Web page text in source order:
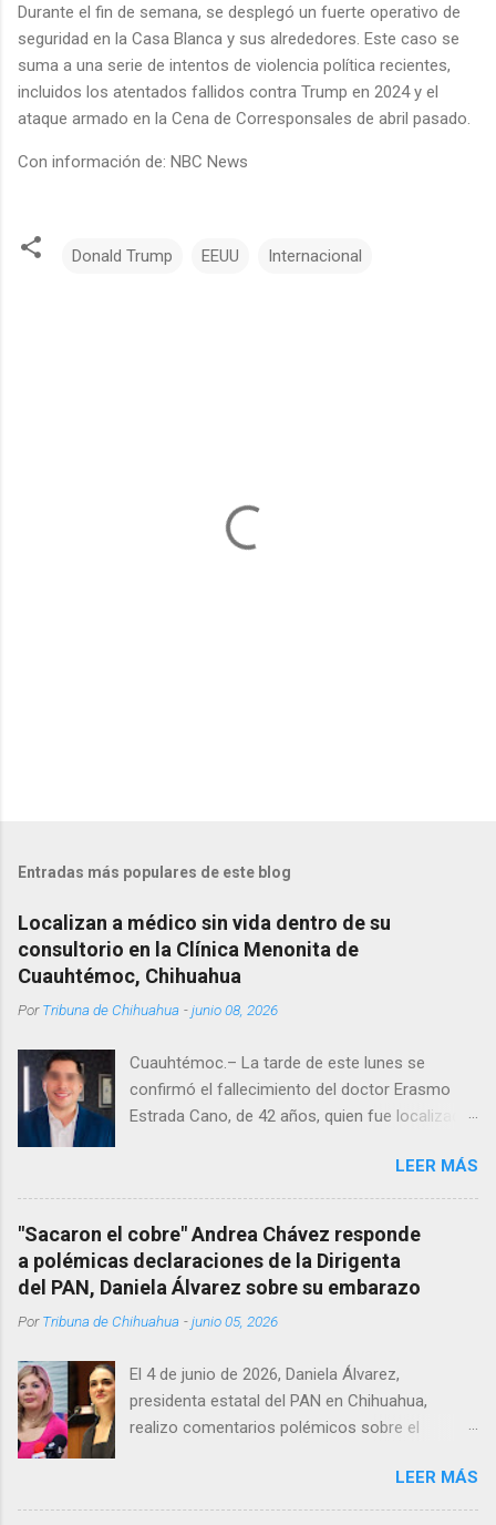
Durante el fin de semana, se desplegó un fuerte operativo de
seguridad en la Casa Blanca y sus alrededores. Este caso se
suma a una serie de intentos de violencia política recientes,
incluidos los atentados fallidos contra Trump en 2024 y el
ataque armado en la Cena de Corresponsales de abril pasado.
Con información de: NBC News
Donald Trump EEUU Internacional
Entradas más populares de este blog
Localizan a médico sin vida dentro de su
consultorio en la Clínica Menonita de
Cuauhtémoc, Chihuahua
PorTribuna de Chihuahua -junio 08, 2026
Cuauhtémoc.– La tarde de este lunes se
confirmó el fallecimiento del doctor Erasmo
Estrada Cano, de 42 años, quien fue localizado
Menonita, ubicada en el kilómetro 10 del
Corredor Comercial. Según reportes el médico
se habría quitado la vida mientras permanecía
encerrado en el consultorio, por lo que
autoridades tuvieron que derribar la puerta,
Estrada, quien se desempeñó como presidente
un médico reconocido en la región.
LEER MÁS
"Sacaron el cobre" Andrea Chávez responde
a polémicas declaraciones de la Dirigenta
del PAN, Daniela Álvarez sobre su embarazo
PorTribuna de Chihuahua -junio 05, 2026
El 4 de junio de 2026, Daniela Álvarez,
presidenta estatal del PAN en Chihuahua,
realizo comentarios polémicos sobre el
Chávez. “acuérdense que su bebé está por
nacer”, expresó al ser cuestionada sobre si la
LEER MÁS